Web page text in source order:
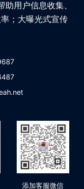
用户信息收集、
；大曝光式宣传
添加客服微信